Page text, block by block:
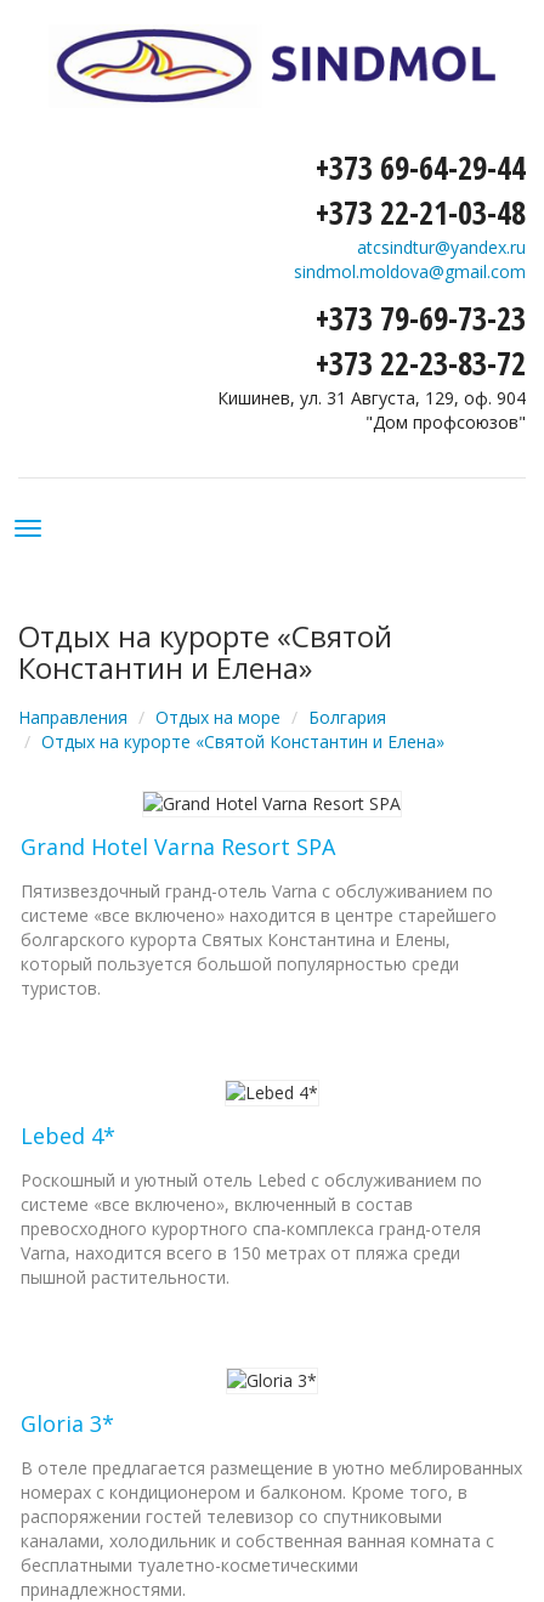
+373 69-64-29-44
+373 22-21-03-48
atcsindtur@yandex.ru
sindmol.moldova@gmail.com
+373 79-69-73-23
+373 22-23-83-72
Кишинев, ул. 31 Августа, 129, оф. 904
"Дом профсоюзов"
Toggle
Отдых на курорте «Святой
Константин и Елена»
Направления Отдых на море
Болгария
Отдых на курорте «Святой Константин и Елена»
Grand Hotel Varna Resort SPA
Пятизвездочный гранд-отель Varna с обслуживанием по
системе «все включено» находится в центре старейшего
болгарского курорта Святых Константина и Елены,
который пользуется большой популярностью среди
туристов.
Lеbed 4*
Роскошный и уютный отель Lebed с обслуживанием по
системе «все включено», включенный в состав
превосходного курортного спа-комплекса гранд-отеля
Varna, находится всего в 150 метрах от пляжа среди
пышной растительности.
Gloria 3*
В отеле предлагается размещение в уютно меблированных
номерах с кондиционером и балконом. Кроме того, в
распоряжении гостей телевизор со спутниковыми
каналами, холодильник и собственная ванная комната с
бесплатными туалетно-косметическими
принадлежностями.